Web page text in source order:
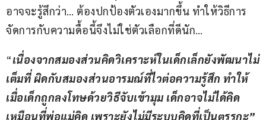
อาจจะรู้สึกว่า… ต้องปกป้องตัวเองมากขึ้น ทำให้วิธีการ
จัดการกับความดื้อนี้จึงไม่ใช่ตัวเลือกที่ดีนัก…
“เนื่องจากสมองส่วนคิดวิเคราะห์ในเด็กเล็กยังพัฒนาไม่
เต็มที่ ผิดกับสมองส่วนอารมณ์ที่ไวต่อความรู้สึก ทำให้
เมื่อเด็กถูกลงโทษด้วยวิธีจับเข้ามุม เด็กอาจไม่ได้คิด
เหมือนที่พ่อแม่คิด เพราะยังไม่มีระบบคิดที่เป็นตรรกะ”